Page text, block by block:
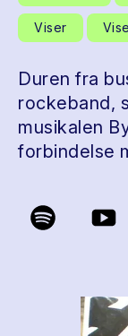
Viser
Duren fra
rockeband,
musikalen
forbindelse